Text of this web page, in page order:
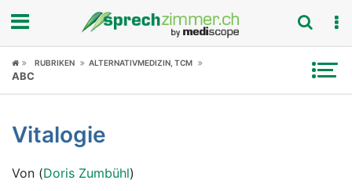
Fokus
Symptome
Untersuchungen
RUBRIKEN ALTERNATIVMEDIZIN, TCM
ABC
Vitalogie
Von (Doris Zumbühl)